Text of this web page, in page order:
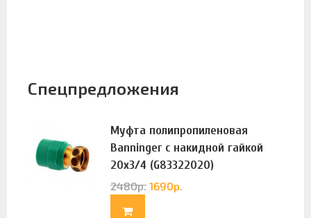
Спецпредложения
Муфта полипропиленовая
Banninger с накидной гайкой
20х3/4 (G83322020)
2480р. 1690р.